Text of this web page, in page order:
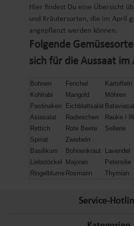
Hier findest Du eine Übersicht
und Kräutersorten, die im April
angepflanzt werden können.
Folgende
sich für die Aussaat im
Bohnen Fenchel
Kartoffeln
Kohlrabi
Mangold
Möhren
Pastinaken
Eichblattsalat
Asiasalat
Radieschen
Rauke /
Rettich
Rote Beete
Sellerie
Spinat
Zwiebeln
Basilikum
Bohnenkraut
Lavendel
Liebstöckel Majoran
Petersilie
Ringelblume Rosmarin Thymian
Service-